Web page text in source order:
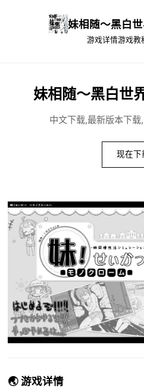
妹相随～黑白
游戏详情游戏教
妹相随～黑白世
中文下载,最新版本下
现在下
🌏 游戏详情